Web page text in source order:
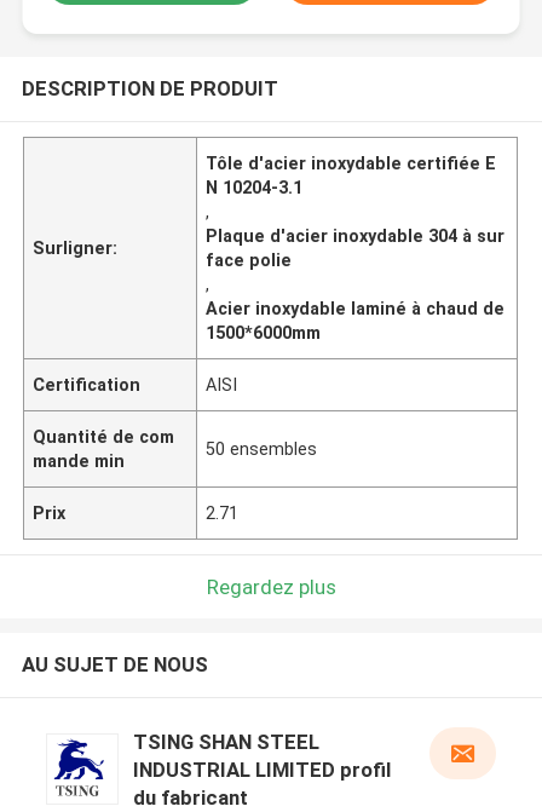
DESCRIPTION DE PRODUIT
Surligner:
Tôle d'acier inoxydable certifiée E
N 10204-3.1
,
Plaque d'acier inoxydable 304 à sur
face polie
,
Acier inoxydable laminé à chaud de
1500*6000mm
Certification AISI
Quantité de com
mande min
50 ensembles
Prix 2.71
Regardez plus
AU SUJET DE NOUS
TSING SHAN STEEL
INDUSTRIAL LIMITED profil
du fabricant